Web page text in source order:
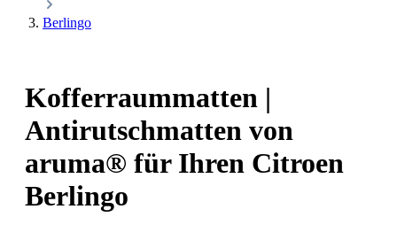
Berlingo
Kofferraummatten |
Antirutschmatten von
aruma® für Ihren Citroen
Berlingo